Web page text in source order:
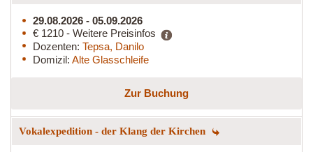
29.08.2026 - 05.09.2026
€ 1210 - Weitere Preisinfos
Dozenten: Tepsa, Danilo
Domizil: Alte Glasschleife
Zur Buchung
Vokalexpedition - der Klang der Kirchen